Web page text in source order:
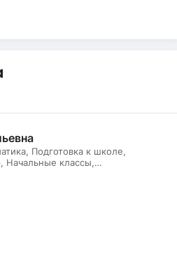
Подготовка к школе,
классы,